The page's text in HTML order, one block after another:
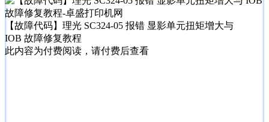
【故障代码】理光 SC324-05 报错 显影单元扭矩增大与
IOB 故障修复教程
此内容为付费阅读，请付费后查看